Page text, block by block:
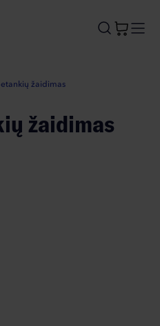
žaidimas
žaidimas